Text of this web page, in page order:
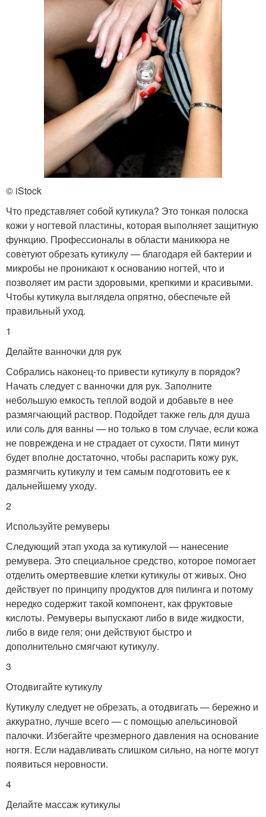
© iStock
Что представляет собой кутикула? Это тонкая полоска
кожи у ногтевой пластины, которая выполняет защитную
функцию. Профессионалы в области маникюра не
советуют обрезать кутикулу — благодаря ей бактерии и
микробы не проникают к основанию ногтей, что и
позволяет им расти здоровыми, крепкими и красивыми.
Чтобы кутикула выглядела опрятно, обеспечьте ей
правильный уход.
1
Делайте ванночки для рук
Собрались наконец-то привести кутикулу в порядок?
Начать следует с ванночки для рук. Заполните
небольшую емкость теплой водой и добавьте в нее
размягчающий раствор. Подойдет также гель для душа
или соль для ванны — но только в том случае, если кожа
не повреждена и не страдает от сухости. Пяти минут
будет вполне достаточно, чтобы распарить кожу рук,
размягчить кутикулу и тем самым подготовить ее к
дальнейшему уходу.
2
Используйте ремуверы
Следующий этап ухода за кутикулой — нанесение
ремувера. Это специальное средство, которое помогает
отделить омертвевшие клетки кутикулы от живых. Оно
действует по принципу продуктов для пилинга и потому
нередко содержит такой компонент, как фруктовые
кислоты. Ремуверы выпускают либо в виде жидкости,
либо в виде геля; они действуют быстро и
дополнительно смягчают кутикулу.
3
Отодвигайте кутикулу
Кутикулу следует не обрезать, а отодвигать — бережно и
аккуратно, лучше всего — с помощью апельсиновой
палочки. Избегайте чрезмерного давления на основание
ногтя. Если надавливать слишком сильно, на ногте могут
появиться неровности.
4
Делайте массаж кутикулы